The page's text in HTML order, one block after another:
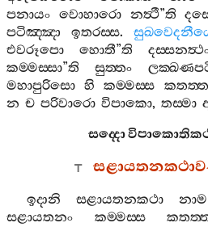
පනායං වොහාරො නත්‍ථී”ති
පටිඤ‍්ඤා
ඉතරස‍්ස.
එවරූපො
හොතී”ති
කම‍්මස‍්සා”ති සුත‍්තං
මහාපුරිසො හි කම‍්මස‍්ස
න ච පරිවාරො විපාකො, තස‍්මා
සද‍්දො
ඉදානි සළායතනකථා නාම
සළායතනං
කම‍්මස‍්ස